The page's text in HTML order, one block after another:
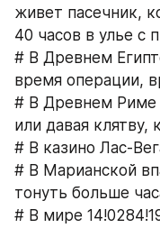
живет пасечник,
40 часов в улье с
# В Древнем
время операции,
# В Древнем Риме
или давая клятву,
# В казино Лас-
# В Марианской
тонуть больше
# В мире